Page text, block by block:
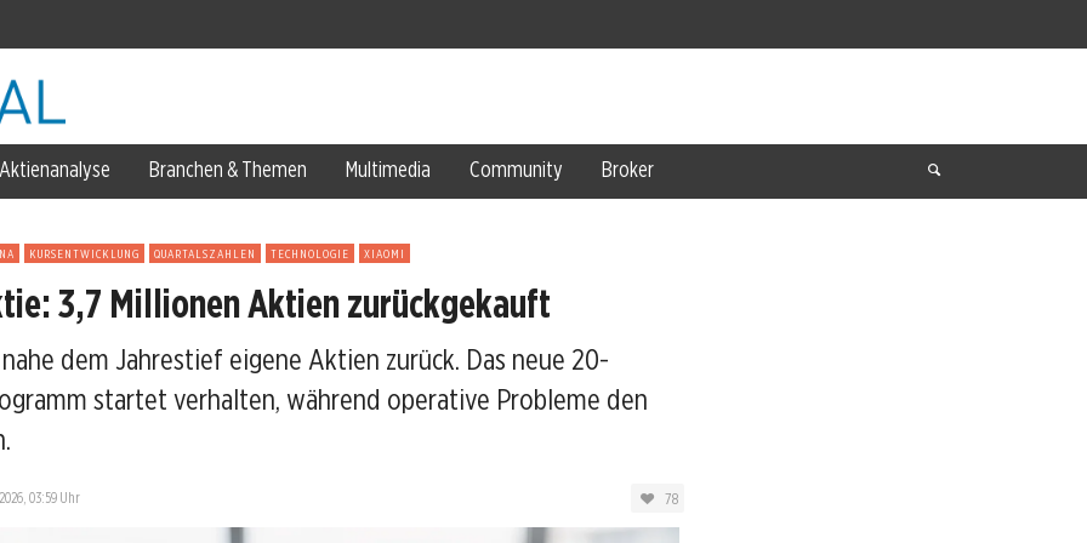
Armee
Aktienanalyse Branchen & Themen Multimedia Community Broker
KURSENTWICKLUNG QUARTALSZAHLEN TECHNOLOGIE XIAOMI
3,7 Millionen Aktien zurückgekauft
dem Jahrestief eigene Aktien zurück. Das neue 20-
startet verhalten, während operative Probleme den
03:59 Uhr 78